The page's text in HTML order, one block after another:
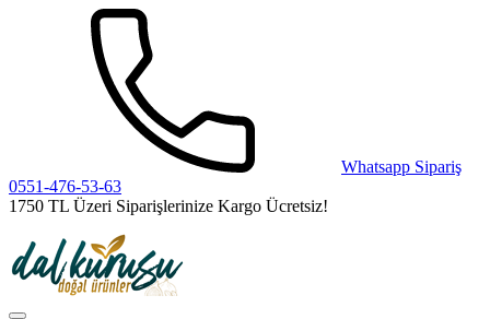
Whatsapp Sipariş
0551-476-53-63
1750 TL Üzeri Siparişlerinize Kargo Ücretsiz!